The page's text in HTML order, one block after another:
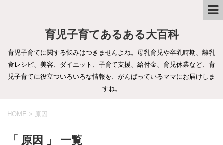
育児子育てあるある大百科
育児子育てに関する悩みはつきませんよね。母乳育児や卒乳時期、離乳
食レシピ、美容、ダイエット、子育て支援、給付金、育児休業など、育
児子育てに役立ついろいろな情報を、がんばっているママにお届けしま
すね。
HOME > 原因
「 原因 」 一覧